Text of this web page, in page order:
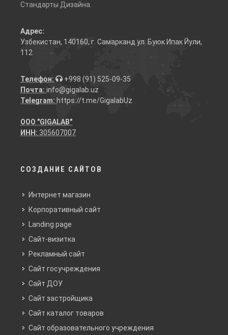
Стандарты Дизайна.
Адрес:
Узбекистан, 140160, г. Самарканд ул. Буюк Ипак Йули,
112
Телефон:
+998 (91) 525-09-35
Почта: info@gigalab.uz
Telegram: https://t.me/GigalabUz
ООО "GIGALAB"
ИНН: 305607007
СОЗДАНИЕ САЙТОВ
Интернет магазин
Корпоративный сайт
Landing page
Сайт-визитка
Рекламный сайт
Сайт госучреждения
Сайт ДОУ
Сайт застройщика
Сайт каталог товаров
Сайт образовательного учреждения